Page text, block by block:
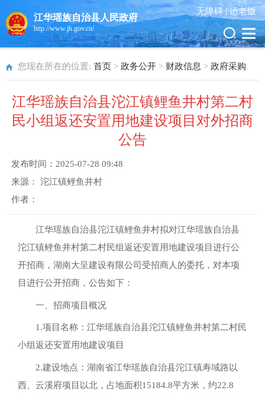
江华瑶族自治县人民政府
http://www.jh.gov.cn/
无障碍 |适老版
您现在所在的位置: 首页 > 政务公开 > 财政信息 > 政府采购
江华瑶族自治县沱江镇鲤鱼井村第二村
民小组返还安置用地建设项目对外招商
公告
发布时间： 2025-07-28 09:48
来源： 沱江镇鲤鱼井村
作者：
江华瑶族自治县沱江镇鲤鱼井村拟对江华瑶族自治县
沱江镇鲤鱼井村第二村民组返还安置用地建设项目进行公
开招商，湖南大呈建设有限公司受招商人的委托，对本项
目进行公开招商，公告如下：
一、招商项目概况
1.项目名称：江华瑶族自治县沱江镇鲤鱼井村第二村民
小组返还安置用地建设项目
2.建设地点：湖南省江华瑶族自治县沱江镇寿域路以
西、云溪府项目以北，占地面积15184.8平方米，约22.8